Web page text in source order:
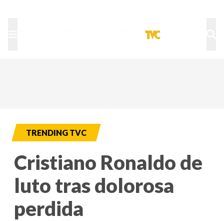
TRENDING TVC
Cristiano Ronaldo de
luto tras dolorosa
perdida